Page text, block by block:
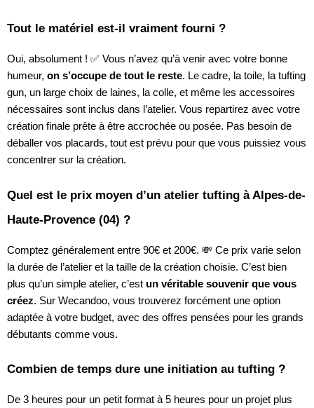
Tout le matériel est-il vraiment fourni ?
Oui, absolument ! ✅ Vous n’avez qu’à venir avec votre bonne
humeur, on s’occupe de tout le reste. Le cadre, la toile, la tufting
gun, un large choix de laines, la colle, et même les accessoires
nécessaires sont inclus dans l’atelier. Vous repartirez avec votre
création finale prête à être accrochée ou posée. Pas besoin de
déballer vos placards, tout est prévu pour que vous puissiez vous
concentrer sur la création.
Quel est le prix moyen d’un atelier tufting à Alpes-de-
Haute-Provence (04) ?
Comptez généralement entre 90€ et 200€. 💸 Ce prix varie selon
la durée de l’atelier et la taille de la création choisie. C’est bien
plus qu’un simple atelier, c’est un véritable souvenir que vous
créez. Sur Wecandoo, vous trouverez forcément une option
adaptée à votre budget, avec des offres pensées pour les grands
débutants comme vous.
Combien de temps dure une initiation au tufting ?
De 3 heures pour un petit format à 5 heures pour un projet plus